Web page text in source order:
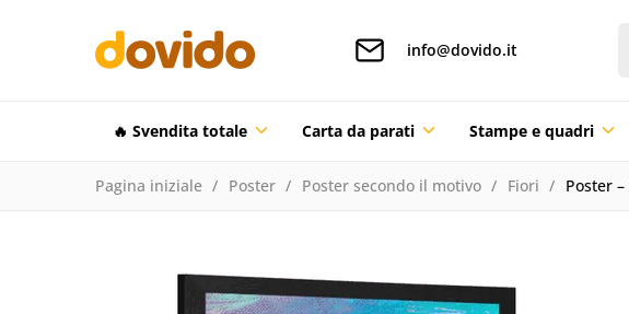
info@dovido.it
🔥 Svendita totale Carta da parati Stampe e quadri
Pagina iniziale Poster Poster secondo il motivo Fiori Poster